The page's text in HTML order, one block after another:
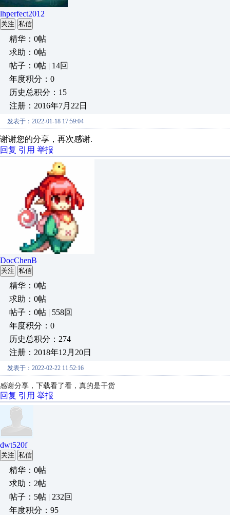
lhperfect2012
关注 私信
精华：0帖
求助：0帖
帖子：0帖 | 14回
年度积分：0
历史总积分：15
注册：2016年7月22日
发表于：2022-01-18 17:59:04
谢谢您的分享，再次感谢.
回复 引用 举报
DocChenB
关注 私信
精华：0帖
求助：0帖
帖子：0帖 | 558回
年度积分：0
历史总积分：274
注册：2018年12月20日
发表于：2022-02-22 11:52:16
感谢分享，下载看了看，真的是干货
回复 引用 举报
dwt520f
关注 私信
精华：0帖
求助：2帖
帖子：5帖 | 232回
年度积分：95